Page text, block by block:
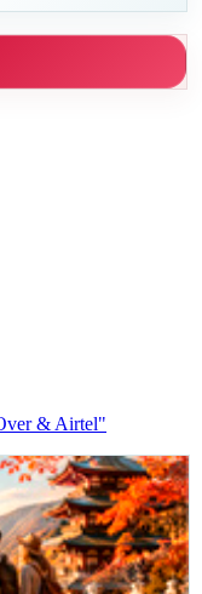
& Airtel"